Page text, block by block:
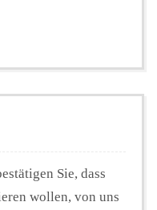
Sie, dass
wollen, von uns